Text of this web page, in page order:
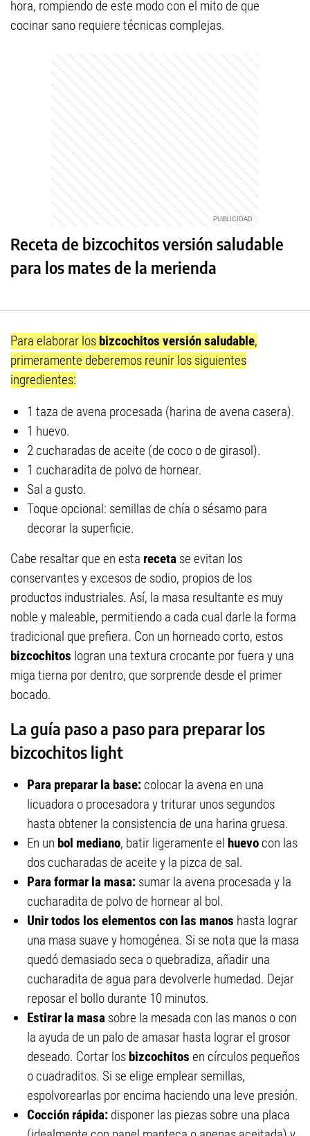
hora, rompiendo de este modo con el mito de que
cocinar sano requiere técnicas complejas.
Receta de bizcochitos versión saludable
para los mates de la merienda
Para elaborar los bizcochitos versión saludable,
primeramente deberemos reunir los siguientes
ingredientes:
1 taza de avena procesada (harina de avena casera).
1 huevo.
2 cucharadas de aceite (de coco o de girasol).
1 cucharadita de polvo de hornear.
Sal a gusto.
Toque opcional: semillas de chía o sésamo para
decorar la superficie.
Cabe resaltar que en esta receta se evitan los
conservantes y excesos de sodio, propios de los
productos industriales. Así, la masa resultante es muy
noble y maleable, permitiendo a cada cual darle la forma
tradicional que prefiera. Con un horneado corto, estos
bizcochitos logran una textura crocante por fuera y una
miga tierna por dentro, que sorprende desde el primer
bocado.
La guía paso a paso para preparar los
bizcochitos light
Para preparar la base: colocar la avena en una
licuadora o procesadora y triturar unos segundos
hasta obtener la consistencia de una harina gruesa.
En un bol mediano, batir ligeramente el huevo con las
dos cucharadas de aceite y la pizca de sal.
Para formar la masa: sumar la avena procesada y la
cucharadita de polvo de hornear al bol.
Unir todos los elementos con las manos hasta lograr
una masa suave y homogénea. Si se nota que la masa
quedó demasiado seca o quebradiza, añadir una
cucharadita de agua para devolverle humedad. Dejar
reposar el bollo durante 10 minutos.
Estirar la masa sobre la mesada con las manos o con
la ayuda de un palo de amasar hasta lograr el grosor
deseado. Cortar los bizcochitos en círculos pequeños
o cuadraditos. Si se elige emplear semillas,
espolvorearlas por encima haciendo una leve presión.
Cocción rápida: disponer las piezas sobre una placa